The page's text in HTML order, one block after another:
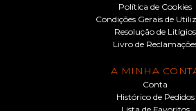
Política de Cookies
Condições Gerais de
Resolução de Litígios
Livro de
A MINHA
Conta
Histórico de Pedidos